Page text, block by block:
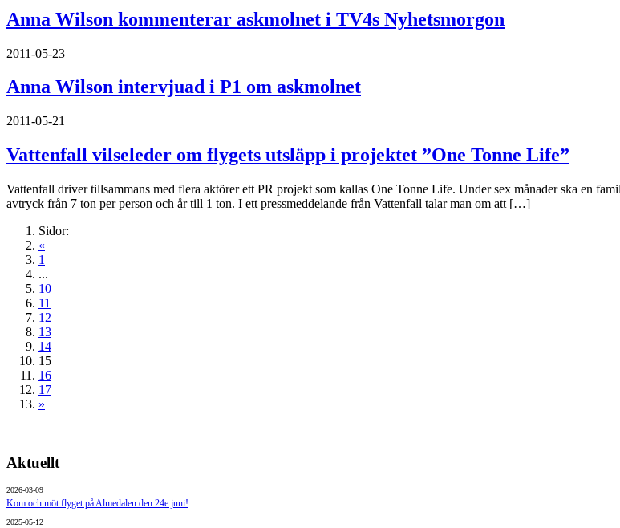
Anna Wilson kommenterar askmolnet i TV4s Nyhetsmorgon
2011-05-23
Anna Wilson intervjuad i P1 om askmolnet
2011-05-21
Vattenfall vilseleder om flygets utsläpp i projektet ”One Tonne Life”
Vattenfall driver tillsammans med flera aktörer ett PR projekt som kallas One Tonne Life. Under sex månader ska en
avtryck från 7 ton per person och år till 1 ton. I ett pressmeddelande från Vattenfall talar man om att […]
Sidor:
«
1
...
10
11
12
13
14
15
16
17
»
Aktuellt
2026-03-09
Kom och möt flyget på Almedalen den 24e juni!
2025-05-12